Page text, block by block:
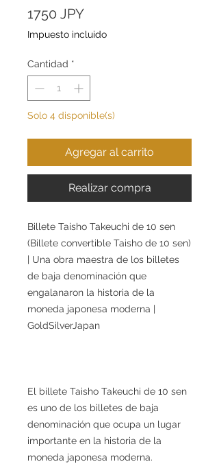
1750 JPYPrecio
Impuesto incluido
Cantidad *
Solo 4 disponible(s)
Agregar al carrito
Realizar compra
Billete Taisho Takeuchi de 10 sen
(Billete convertible Taisho de 10 sen)
| Una obra maestra de los billetes
de baja denominación que
engalanaron la historia de la
moneda japonesa moderna |
GoldSilverJapan
El billete Taisho Takeuchi de 10 sen
es uno de los billetes de baja
denominación que ocupa un lugar
importante en la historia de la
moneda japonesa moderna.